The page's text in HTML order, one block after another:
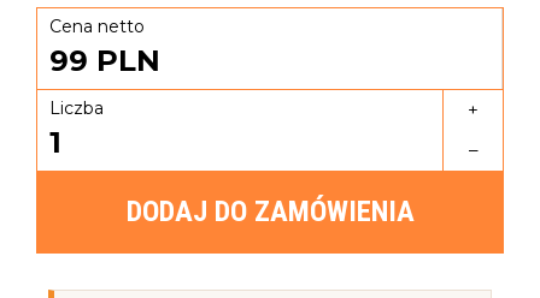
Cena netto
99 PLN
Liczba
1
+
–
DODAJ DO ZAMÓWIENIA